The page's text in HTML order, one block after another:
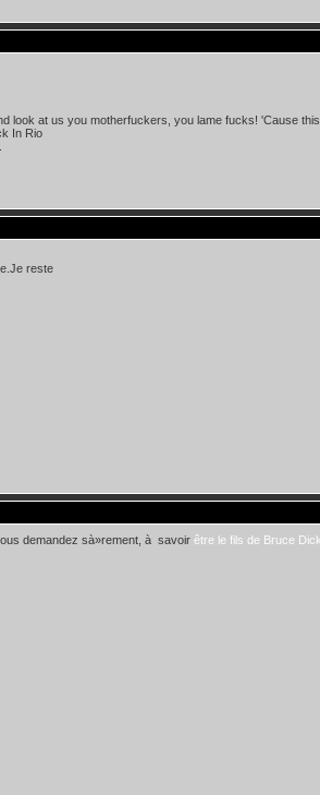
look at us you motherfuckers, you lame fucks! 'Cause
In Rio
reste
demandez sà»rement, à savoir être le fils de Bruce